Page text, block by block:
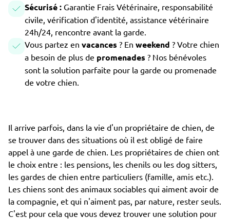
Sécurisé : Garantie Frais Vétérinaire, responsabilité
civile, vérification d'identité, assistance vétérinaire
24h/24, rencontre avant la garde.
Vous partez en vacances ? En weekend ? Votre chien
a besoin de plus de promenades ? Nos bénévoles
sont la solution parfaite pour la garde ou promenade
de votre chien.
Il arrive parfois, dans la vie d'un propriétaire de chien, de
se trouver dans des situations où il est obligé de faire
appel à une garde de chien. Les propriétaires de chien ont
le choix entre : les pensions, les chenils ou les dog sitters,
les gardes de chien entre particuliers (famille, amis etc.).
Les chiens sont des animaux sociables qui aiment avoir de
la compagnie, et qui n'aiment pas, par nature, rester seuls.
C'est pour cela que vous devez trouver une solution pour